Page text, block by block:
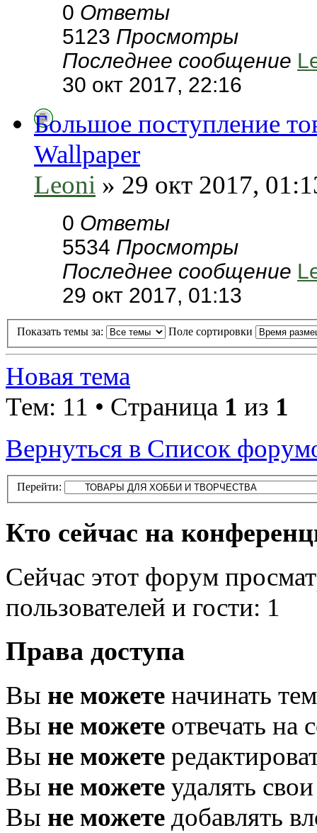
0 Ответы
5123 Просмотры
Последнее сообщение
30 окт 2017, 22:16
Большое поступление
Wallpaper
Leoni » 29 окт 2017,
0 Ответы
5534 Просмотры
Последнее сообщение
29 окт 2017, 01:13
Показать темы за: Поле сортировки
Новая тема
Тем: 11 • Страница 1 из 1
Вернуться в Список
Перейти:
Кто сейчас на
Сейчас этот форум
пользователей и гости: 1
Права доступа
Вы не можете начинать
Вы не можете отвечать на
Вы не можете
Вы не можете удалять
Вы не можете добавлять